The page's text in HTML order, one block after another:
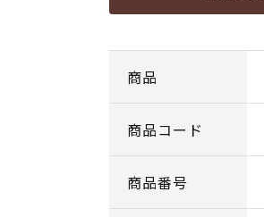
商品
商品コード
商品番号